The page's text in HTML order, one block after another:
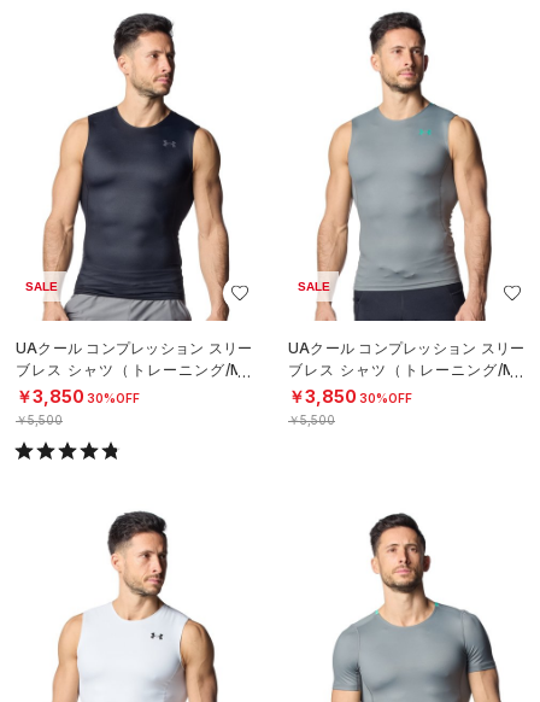
SALE
UAクール コンプレッション スリー
ブレス シャツ（トレーニング/ME
N）
￥3,850 30%OFF
￥5,500
SALE
UAクール コンプレッション スリー
ブレス シャツ（トレーニング/ME
N）
￥3,850 30%OFF
￥5,500